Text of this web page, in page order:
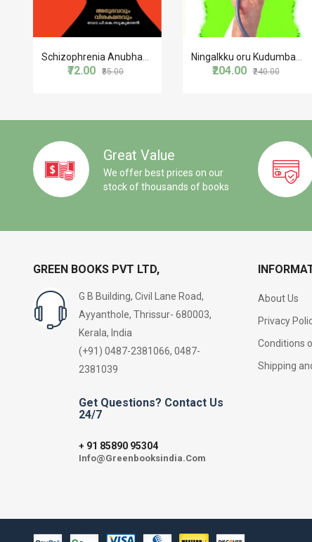
₹72.00 ₹85.00 ₹204.00 ₹240.00
Great Value
We offer best prices on our
stock of thousands of books
GREEN BOOKS PVT LTD,
G B Building, Civil Lane Road,
Ayyanthole, Thrissur- 680003,
Kerala, India
(+91) 0487-2381066, 0487-
2381039
Get Questions? Contact Us
24/7
+ 91 85890 95304
Info@Greenbooksindia.Com
About Us
Privacy
Conditions
Shipping